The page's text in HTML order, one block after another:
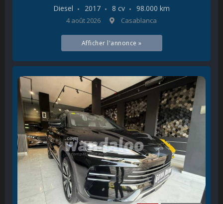
Diesel 2017 8 cv 98.000 km
4 août 2026 Casablanca
Afficher l'annonce »